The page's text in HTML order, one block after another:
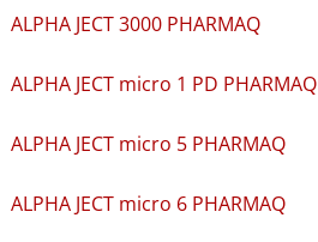
ALPHA JECT 3000 PHARMAQ
ALPHA JECT micro 1 PD PHARMAQ
ALPHA JECT micro 5 PHARMAQ
ALPHA JECT micro 6 PHARMAQ